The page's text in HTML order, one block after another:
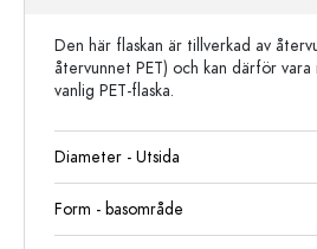
Den här flaskan är tillverkad av
återvunnet PET) och kan därför
vanlig PET-flaska.
Diameter - Utsida
Form - basområde